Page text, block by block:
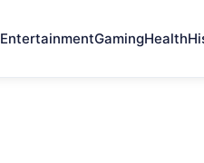
EntertainmentGamingHealth